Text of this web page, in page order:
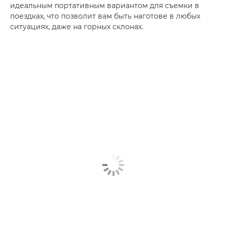
идеальным портативным вариантом для съемки в
поездках, что позволит вам быть наготове в любых
ситуациях, даже на горных склонах.